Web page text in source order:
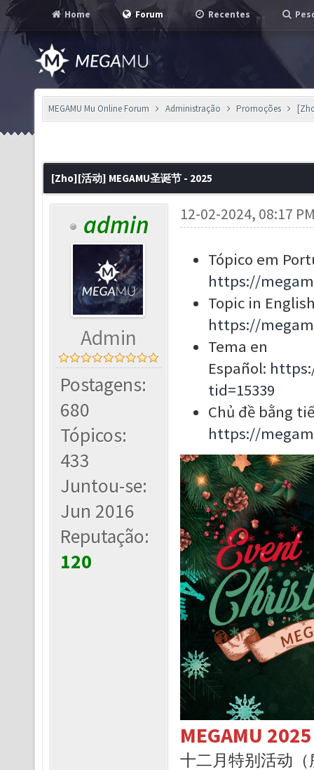
Home Forum Recentes
MEGAMU Mu Online Forum Administração Promoções
[Zho][活动] MEGAMU圣诞节 - 2025
admin
Admin
Postagens:
680
Tópicos:
433
Juntou-se:
Jun 2016
Reputação:
120
12-02-2024, 08:17
Tópico em
https://
Topic in
https://
Tema en
Español:
tid=15339
Chủ đề bằng
https://
MEGAMU
十二月特别活动（